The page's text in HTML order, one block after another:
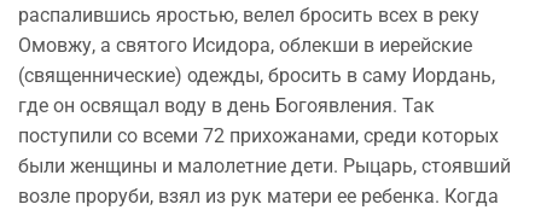
распалившись яростью, велел бросить всех в реку
Омовжу, а святого Исидора, облекши в иерейские
(священнические) одежды, бросить в саму Иордань,
где он освящал воду в день Богоявления. Так
поступили со всеми 72 прихожанами, среди которых
были женщины и малолетние дети. Рыцарь, стоявший
возле проруби, взял из рук матери ее ребенка. Когда